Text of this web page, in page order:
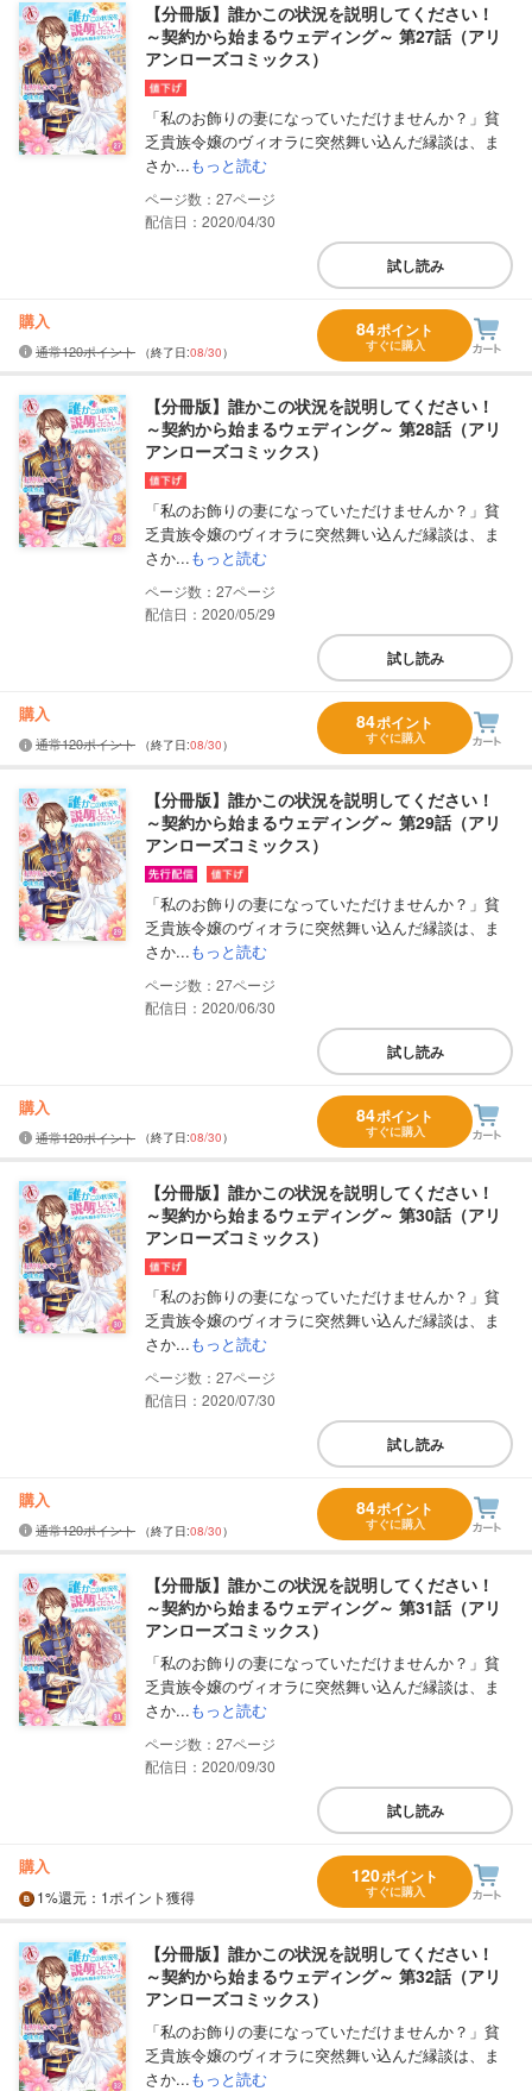
【分冊版】誰かこの状況を説明してください！
～契約から始まるウェディング～ 第27話（アリ
アンローズコミックス）
「私のお飾りの妻になっていただけませんか？」貧
乏貴族令嬢のヴィオラに突然舞い込んだ縁談は、ま
さか...もっと読む
27
配信日：2020/04/30
試し読み
購入
通常120ポイント （終了日:08/30）
84ポイント
すぐに購入
【分冊版】誰かこの状況を説明してください！
～契約から始まるウェディング～ 第28話（アリ
アンローズコミックス）
「私のお飾りの妻になっていただけませんか？」貧
乏貴族令嬢のヴィオラに突然舞い込んだ縁談は、ま
さか...もっと読む
27
配信日：2020/05/29
試し読み
購入
通常120ポイント （終了日:08/30）
84ポイント
すぐに購入
【分冊版】誰かこの状況を説明してください！
～契約から始まるウェディング～ 第29話（アリ
アンローズコミックス）
「私のお飾りの妻になっていただけませんか？」貧
乏貴族令嬢のヴィオラに突然舞い込んだ縁談は、ま
さか...もっと読む
27
配信日：2020/06/30
試し読み
購入
通常120ポイント （終了日:08/30）
84ポイント
すぐに購入
【分冊版】誰かこの状況を説明してください！
～契約から始まるウェディング～ 第30話（アリ
アンローズコミックス）
「私のお飾りの妻になっていただけませんか？」貧
乏貴族令嬢のヴィオラに突然舞い込んだ縁談は、ま
さか...もっと読む
27
配信日：2020/07/30
試し読み
購入
通常120ポイント （終了日:08/30）
84ポイント
すぐに購入
【分冊版】誰かこの状況を説明してください！
～契約から始まるウェディング～ 第31話（アリ
アンローズコミックス）
「私のお飾りの妻になっていただけませんか？」貧
乏貴族令嬢のヴィオラに突然舞い込んだ縁談は、ま
さか...もっと読む
27
配信日：2020/09/30
試し読み
購入
1%還元 ：1ポイント獲得
120ポイント
すぐに購入
【分冊版】誰かこの状況を説明してください！
～契約から始まるウェディング～ 第32話（アリ
アンローズコミックス）
「私のお飾りの妻になっていただけませんか？」貧
乏貴族令嬢のヴィオラに突然舞い込んだ縁談は、ま
さか...もっと読む